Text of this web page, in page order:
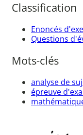
Classification
Enoncés
Questions
Mots-clés
analyse de
épreuve